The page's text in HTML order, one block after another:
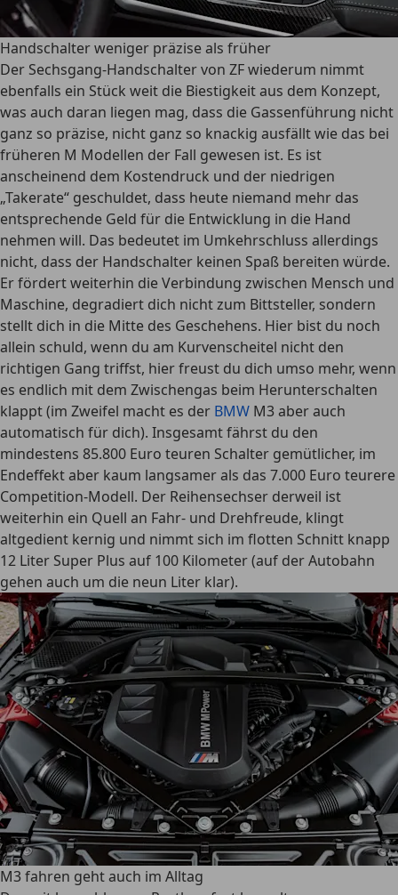
Handschalter weniger präzise als früher
Der Sechsgang-Handschalter von ZF wiederum nimmt
ebenfalls ein Stück weit die Biestigkeit aus dem Konzept,
was auch daran liegen mag, dass die Gassenführung nicht
ganz so präzise, nicht ganz so knackig ausfällt wie das bei
früheren M Modellen der Fall gewesen ist. Es ist
anscheinend dem Kostendruck und der niedrigen
„Takerate“ geschuldet, dass heute niemand mehr das
entsprechende Geld für die Entwicklung in die Hand
nehmen will. Das bedeutet im Umkehrschluss allerdings
nicht, dass der Handschalter keinen Spaß bereiten würde.
Er fördert weiterhin die Verbindung zwischen Mensch und
Maschine, degradiert dich nicht zum Bittsteller, sondern
stellt dich in die Mitte des Geschehens. Hier bist du noch
allein schuld, wenn du am Kurvenscheitel nicht den
richtigen Gang triffst, hier freust du dich umso mehr, wenn
es endlich mit dem Zwischengas beim Herunterschalten
klappt (im Zweifel macht es der BMW M3 aber auch
automatisch für dich). Insgesamt fährst du den
mindestens 85.800 Euro teuren Schalter gemütlicher, im
Endeffekt aber kaum langsamer als das 7.000 Euro teurere
Competition-Modell. Der Reihensechser derweil ist
weiterhin ein Quell an Fahr- und Drehfreude, klingt
altgedient kernig und nimmt sich im flotten Schnitt knapp
12 Liter Super Plus auf 100 Kilometer (auf der Autobahn
gehen auch um die neun Liter klar).
M3 fahren geht auch im Alltag